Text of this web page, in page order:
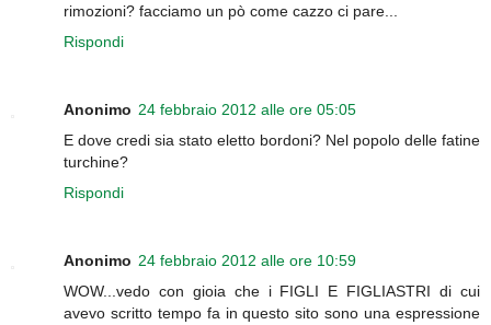
rimozioni? facciamo un pò come cazzo ci pare...
Rispondi
Anonimo 24 febbraio 2012 alle ore 05:05
E dove credi sia stato eletto bordoni? Nel popolo delle fatine
turchine?
Rispondi
Anonimo 24 febbraio 2012 alle ore 10:59
WOW...vedo con gioia che i FIGLI E FIGLIASTRI di cui
avevo scritto tempo fa in questo sito sono una espressione